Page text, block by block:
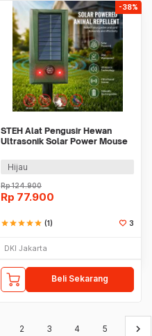
-38%
STEH Alat Pengusir Hewan
Ultrasonik Solar Power Mouse
Hijau
Rp124.900
Rp 77.900
starstarstarstarstar (1) 3
DKI Jakarta
Beli Sekarang
2 3 4 5 keyboard_arrow_right